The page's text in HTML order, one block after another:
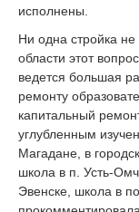
исполнены.
Ни одна стройка
области этот
ведется большая
ремонту
капитальный
углубленным
Магадане, в
школа в п. Усть-
Эвенске, школа в